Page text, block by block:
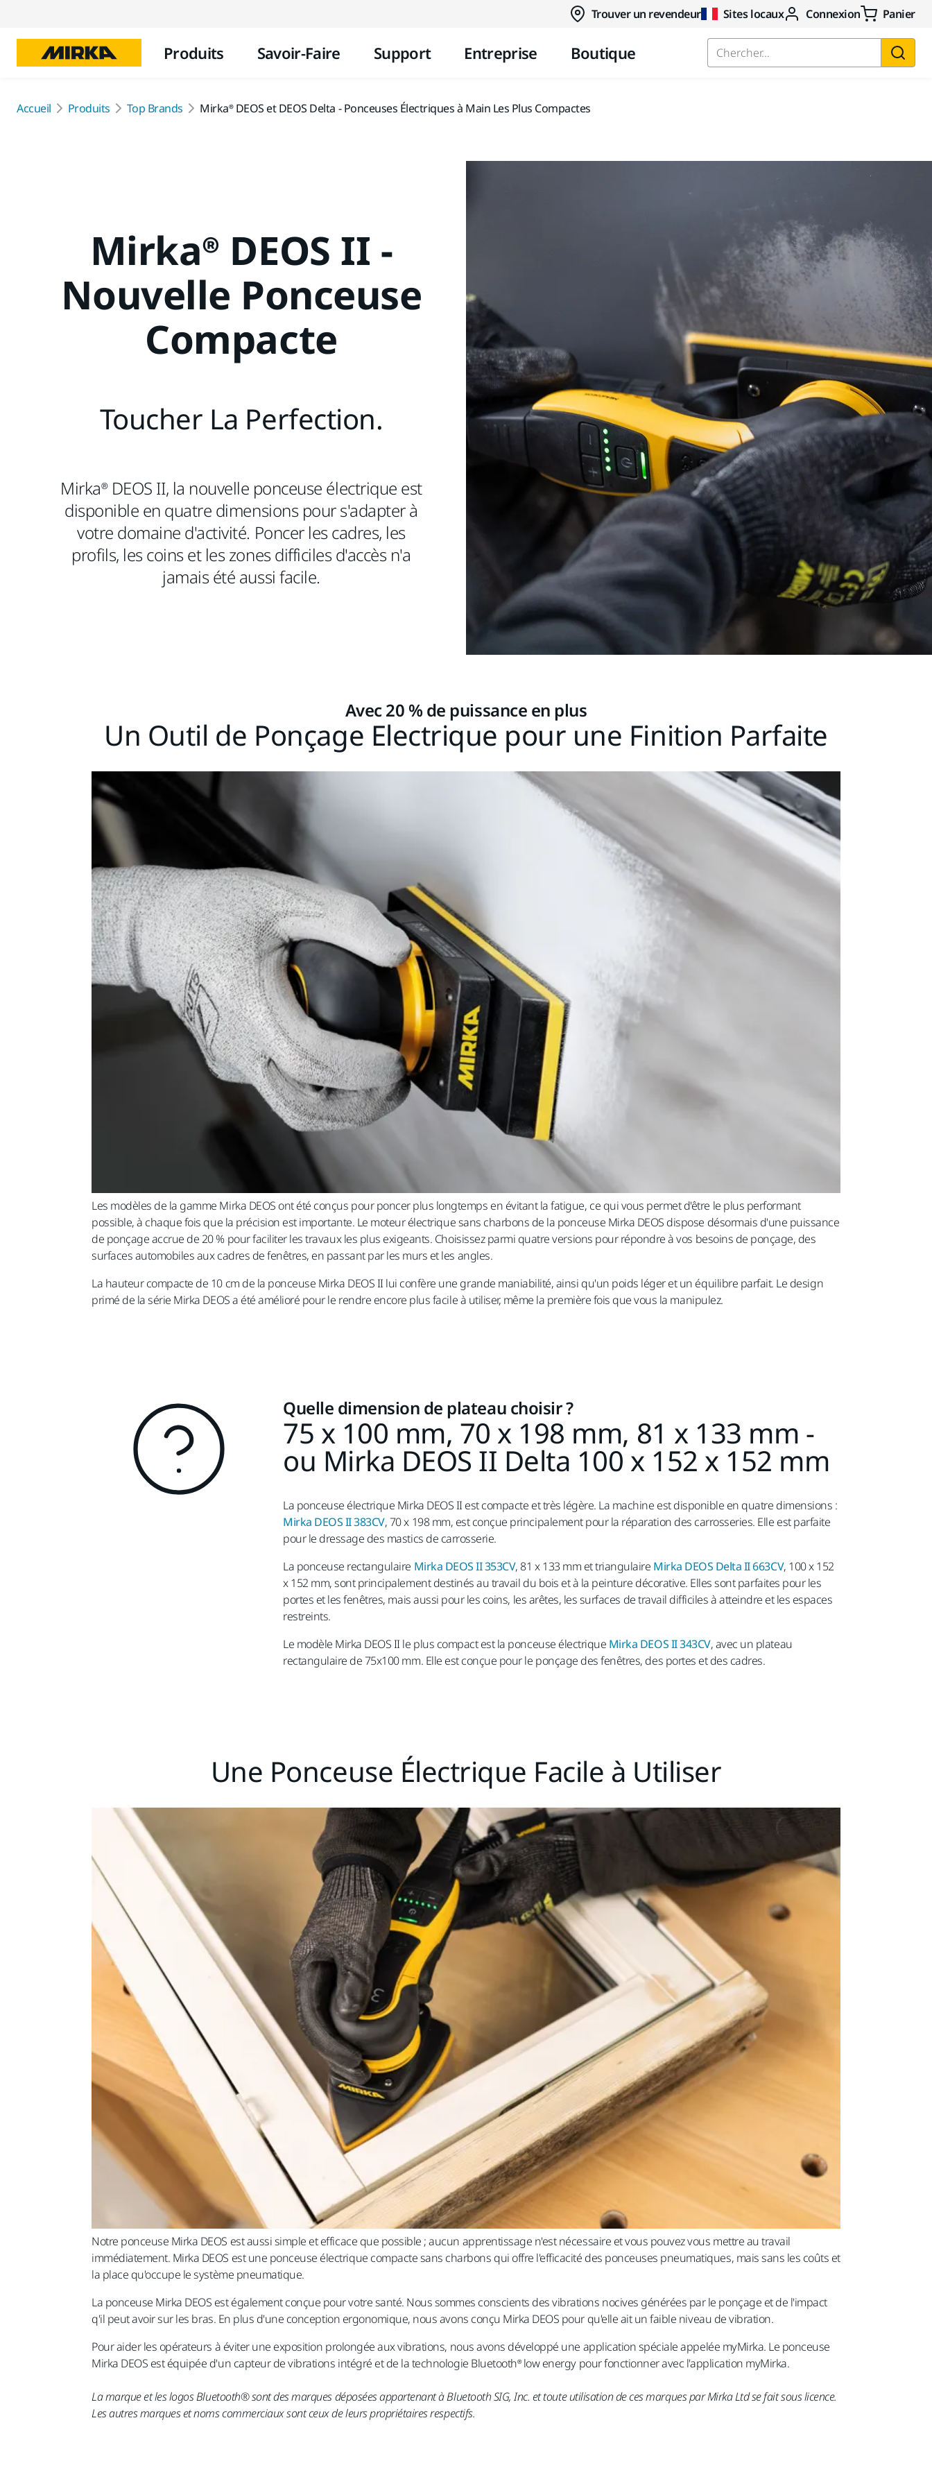
Trouver un revendeur Sites locaux Connexion Panier
Produits Savoir-Faire Support Entreprise Boutique Chercher...
Accueil Produits Top Brands Mirka® DEOS et DEOS Delta - Ponceuses Électriques à Main Les Plus Compactes
Mirka® DEOS II -
Nouvelle Ponceuse
Compacte
Toucher La Perfection.
Mirka® DEOS II, la nouvelle ponceuse électrique est
disponible en quatre dimensions pour s'adapter à
votre domaine d'activité. Poncer les cadres, les
profils, les coins et les zones difficiles d'accès n'a
jamais été aussi facile.
Avec 20 % de puissance en plus
Un Outil de Ponçage Electrique pour une Finition Parfaite
Les modèles de la gamme Mirka DEOS ont été conçus pour poncer plus longtemps en évitant la fatigue, ce qui vous permet d'être le plus performant
possible, à chaque fois que la précision est importante. Le moteur électrique sans charbons de la ponceuse Mirka DEOS dispose désormais d'une puissance
de ponçage accrue de 20 % pour faciliter les travaux les plus exigeants. Choisissez parmi quatre versions pour répondre à vos besoins de ponçage, des
surfaces automobiles aux cadres de fenêtres, en passant par les murs et les angles.
La hauteur compacte de 10 cm de la ponceuse Mirka DEOS II lui confère une grande maniabilité, ainsi qu'un poids léger et un équilibre parfait. Le design
primé de la série Mirka DEOS a été amélioré pour le rendre encore plus facile à utiliser, même la première fois que vous la manipulez.
Quelle dimension de plateau choisir ?
75 x 100 mm, 70 x 198 mm, 81 x 133 mm -
ou Mirka DEOS II Delta 100 x 152 x 152 mm
La ponceuse électrique Mirka DEOS II est compacte et très légère. La machine est disponible en quatre dimensions :
Mirka DEOS II 383CV, 70 x 198 mm, est conçue principalement pour la réparation des carrosseries. Elle est parfaite
pour le dressage des mastics de carrosserie.
La ponceuse rectangulaire Mirka DEOS II 353CV, 81 x 133 mm et triangulaire Mirka DEOS Delta II 663CV, 100 x 152
x 152 mm, sont principalement destinés au travail du bois et à la peinture décorative. Elles sont parfaites pour les
portes et les fenêtres, mais aussi pour les coins, les arêtes, les surfaces de travail difficiles à atteindre et les espaces
restreints.
Le modèle Mirka DEOS II le plus compact est la ponceuse électrique Mirka DEOS II 343CV, avec un plateau
rectangulaire de 75x100 mm. Elle est conçue pour le ponçage des fenêtres, des portes et des cadres.
Une Ponceuse Électrique Facile à Utiliser
Notre ponceuse Mirka DEOS est aussi simple et efficace que possible ; aucun apprentissage n'est nécessaire et vous pouvez vous mettre au travail
immédiatement. Mirka DEOS est une ponceuse électrique compacte sans charbons qui offre l'efficacité des ponceuses pneumatiques, mais sans les coûts et
la place qu'occupe le système pneumatique.
La ponceuse Mirka DEOS est également conçue pour votre santé. Nous sommes conscients des vibrations nocives générées par le ponçage et de l'impact
q'il peut avoir sur les bras. En plus d'une conception ergonomique, nous avons conçu Mirka DEOS pour qu'elle ait un faible niveau de vibration.
Pour aider les opérateurs à éviter une exposition prolongée aux vibrations, nous avons développé une application spéciale appelée myMirka. Le ponceuse
Mirka DEOS est équipée d'un capteur de vibrations intégré et de la technologie Bluetooth® low energy pour fonctionner avec l'application myMirka.
La marque et les logos Bluetooth® sont des marques déposées appartenant à Bluetooth SIG, Inc. et toute utilisation de ces marques par Mirka Ltd se fait sous licence.
Les autres marques et noms commerciaux sont ceux de leurs propriétaires respectifs.